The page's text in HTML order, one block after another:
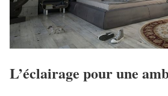
L’éclairage pour une